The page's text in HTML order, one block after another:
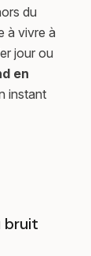
du
à vivre à
jour ou
en
instant
bruit